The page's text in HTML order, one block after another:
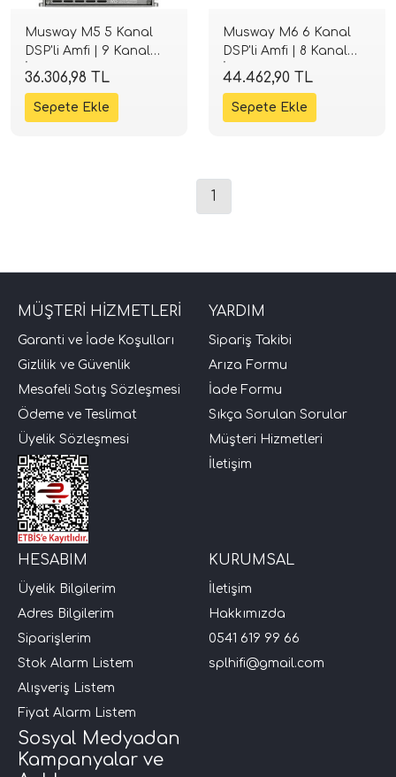
Musway M5 5 Kanal
DSP'li Amfi | 9 Kanal
İşlemci | Tak-Çalıştır |
SPLHIFI
36.306,98 TL
Musway M6 6 Kanal
DSP'li Amfi | 8 Kanal
İşlemci | Tak-Çalıştır |
44.462,90 TL
1
MÜŞTERİ HİZMETLERİ
Garanti ve İade Koşulları
Gizlilik ve Güvenlik
Mesafeli Satış Sözleşmesi
Ödeme ve Teslimat
Üyelik Sözleşmesi
YARDIM
Sipariş Takibi
Arıza Formu
İade Formu
Sıkça Sorulan Sorular
Müşteri Hizmetleri
İletişim
HESABIM
Üyelik Bilgilerim
Adres Bilgilerim
Siparişlerim
Stok Alarm Listem
Alışveriş Listem
Fiyat Alarm Listem
KURUMSAL
İletişim
Hakkımızda
0541 619 99 66
splhifi@gmail.com
Sosyal Medyadan
Kampanyalar ve